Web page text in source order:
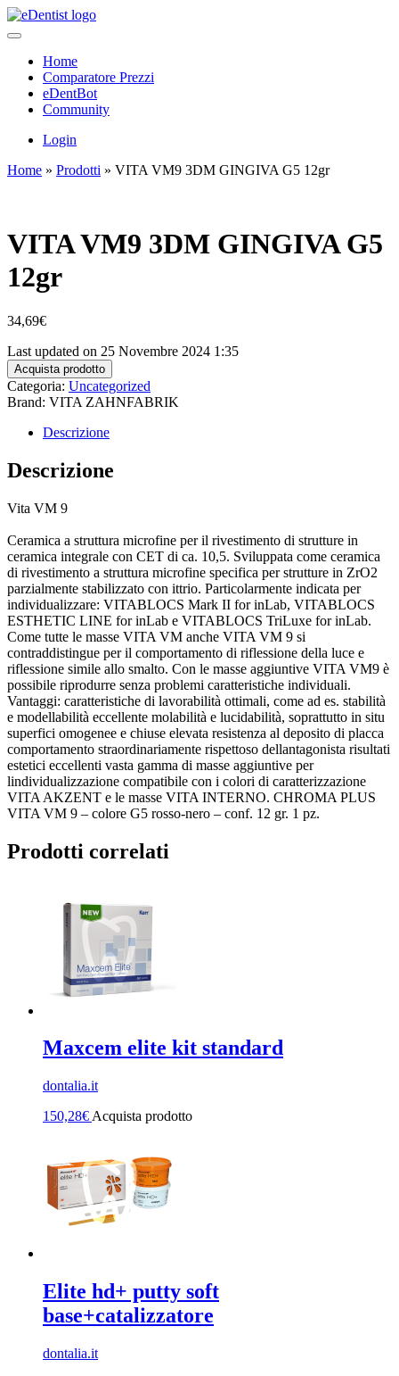
Home
Comparatore Prezzi
eDentBot
Community
Login
Home » Prodotti » VITA VM9 3DM GINGIVA G5 12gr
VITA VM9 3DM GINGIVA G5
12gr
34,69€
Last updated on 25 Novembre 2024 1:35
Acquista prodotto
Categoria: Uncategorized
Brand: VITA ZAHNFABRIK
Descrizione
Descrizione
Vita VM 9
Ceramica a struttura microfine per il rivestimento di strutture in
ceramica integrale con CET di ca. 10,5. Sviluppata come ceramica
di rivestimento a struttura microfine specifica per strutture in ZrO2
parzialmente stabilizzato con ittrio. Particolarmente indicata per
individualizzare: VITABLOCS Mark II for inLab, VITABLOCS
ESTHETIC LINE for inLab e VITABLOCS TriLuxe for inLab.
Come tutte le masse VITA VM anche VITA VM 9 si
contraddistingue per il comportamento di riflessione della luce e
riflessione simile allo smalto. Con le masse aggiuntive VITA VM9 è
possibile riprodurre senza problemi caratteristiche individuali.
Vantaggi: caratteristiche di lavorabilità ottimali, come ad es. stabilità
e modellabilità eccellente molabilità e lucidabilità, soprattutto in situ
superfici omogenee e chiuse elevata resistenza al deposito di placca
comportamento straordinariamente rispettoso dellantagonista risultati
estetici eccellenti vasta gamma di masse aggiuntive per
lindividualizzazione compatibile con i colori di caratterizzazione
VITA AKZENT e le masse VITA INTERNO. CHROMA PLUS
VITA VM 9 – colore G5 rosso-nero – conf. 12 gr. 1 pz.
Prodotti correlati
Maxcem elite kit standard
dontalia.it
150,28€ Acquista prodotto
Elite hd+ putty soft
base+catalizzatore
dontalia.it